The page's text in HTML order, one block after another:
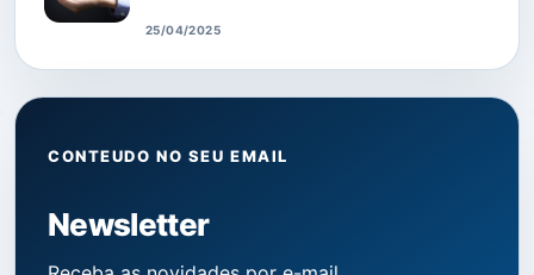
25/04/2025
CONTEUDO NO SEU EMAIL
Newsletter